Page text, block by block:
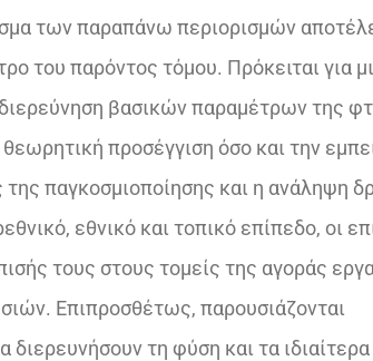
των παραπάνω περιορισμών
του παρόντος τόμου. Πρόκειται για
βασικών παραμέτρων της
προσέγγιση όσο και την
παγκοσμιοποίησης και η ανάληψη
εθνικό και τοπικό επίπεδο, οι
τους στους τομείς της αγοράς
Επιπροσθέτως, παρουσιάζονται
τη φύση και τα ιδιαίτερα